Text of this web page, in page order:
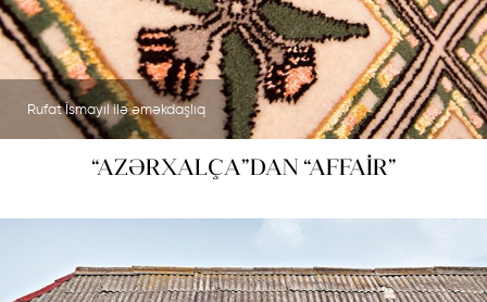
Rufat İsmayıl ilə əməkdaşlıq
“AZƏRXALÇA”DAN “AFFAİR”